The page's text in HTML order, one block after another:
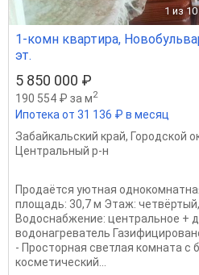
1 из 10
1-комн квартира,
эт.
5 850 000 ₽
190 554 ₽ за м2
Ипотека от 31 136 ₽ в месяц
Забайкальский край, Городской
Центральный р-н
Продаётся уютная
площадь: 30,7 м Этаж:
Водоснабжение: центральное +
водонагреватель
- Просторная светлая комната
косметический...